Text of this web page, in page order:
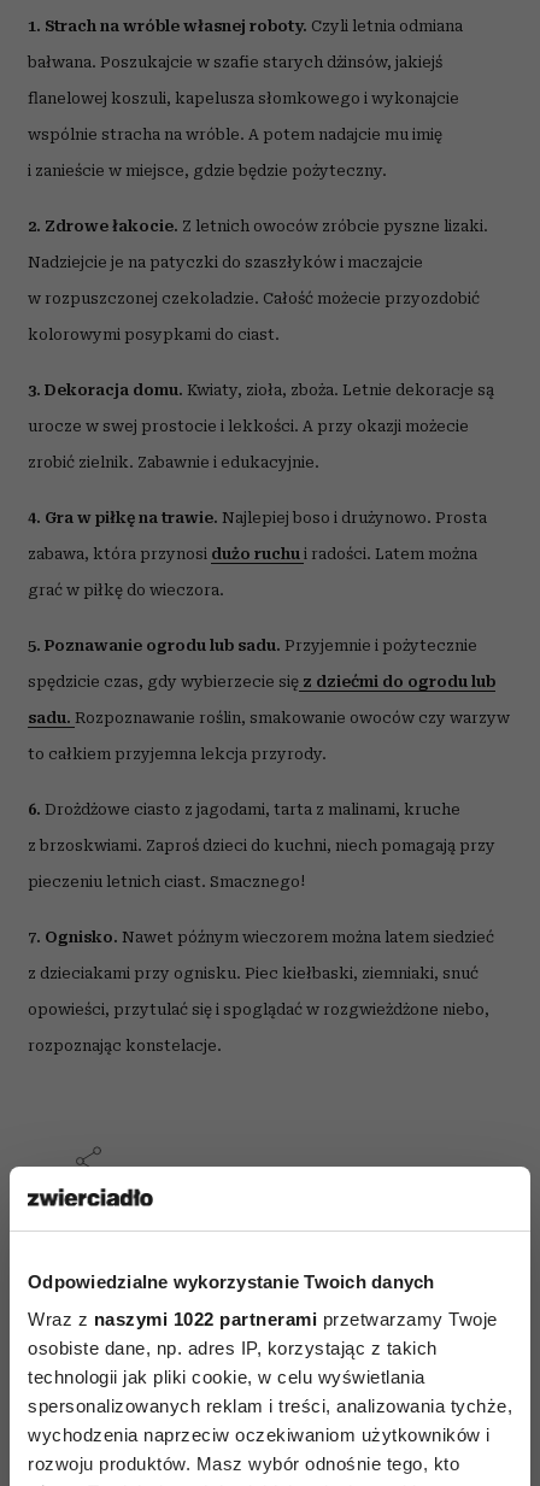
Odpowiedzialne wykorzystanie Twoich danych
Wraz z naszymi 1022 partnerami przetwarzamy Twoje
osobiste dane, np. adres IP, korzystając z takich
technologii jak pliki cookie, w celu wyświetlania
spersonalizowanych reklam i treści, analizowania tychże,
wychodzenia naprzeciw oczekiwaniom użytkowników i
rozwoju produktów. Masz wybór odnośnie tego, kto
1. Strach na wróble własnej roboty. Czyli letnia odmiana
bałwana. Poszukajcie w szafie starych dżinsów, jakiejś
flanelowej koszuli, kapelusza słomkowego i wykonajcie
wspólnie stracha na wróble. A potem nadajcie mu imię
i zanieście w miejsce, gdzie będzie pożyteczny.
2. Zdrowe łakocie. Z letnich owoców zróbcie pyszne lizaki.
Nadziejcie je na patyczki do szaszłyków i maczajcie
w rozpuszczonej czekoladzie. Całość możecie przyozdobić
kolorowymi posypkami do ciast.
3. Dekoracja domu. Kwiaty, zioła, zboża. Letnie dekoracje są
urocze w swej prostocie i lekkości. A przy okazji możecie
zrobić zielnik. Zabawnie i edukacyjnie.
4. Gra w piłkę na trawie. Najlepiej boso i drużynowo. Prosta
zabawa, która przynosi dużo ruchu i radości. Latem można
grać w piłkę do wieczora.
5. Poznawanie ogrodu lub sadu. Przyjemnie i pożytecznie
spędzicie czas, gdy wybierzecie się z dziećmi do ogrodu lub
sadu. Rozpoznawanie roślin, smakowanie owoców czy warzyw
to całkiem przyjemna lekcja przyrody.
6. Drożdżowe ciasto z jagodami, tarta z malinami, kruche
z brzoskwiami. Zaproś dzieci do kuchni, niech pomagają przy
pieczeniu letnich ciast. Smacznego!
7. Ognisko. Nawet późnym wieczorem można latem siedzieć
z dzieciakami przy ognisku. Piec kiełbaski, ziemniaki, snuć
opowieści, przytulać się i spoglądać w rozgwieżdżone niebo,
rozpoznając konstelacje.